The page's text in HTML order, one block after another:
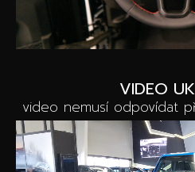
VIDEO
video nemusí odpovídat